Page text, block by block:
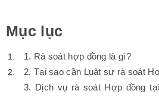
Mục lục
1. Rà soát hợp đồng là gì?
2. Tại sao cần Luật sư rà soát
3. Dịch vụ rà soát Hợp đồng